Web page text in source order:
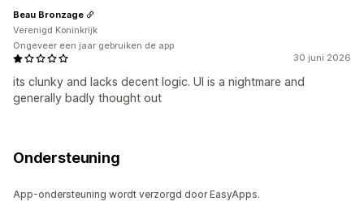
30 juni 2026
its clunky and lacks decent logic. UI is a nightmare and
generally badly thought out
Beau Bronzage
Verenigd Koninkrijk
Ongeveer een jaar gebruiken de app
Ondersteuning
App-ondersteuning wordt verzorgd door EasyApps.